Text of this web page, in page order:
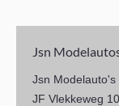
Jsn
Jsn Modelauto's
JF Vlekkeweg